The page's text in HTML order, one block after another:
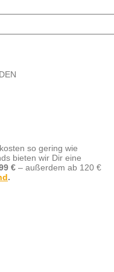
so gering wie
bieten wir Dir eine
€ – außerdem ab 120 €
.